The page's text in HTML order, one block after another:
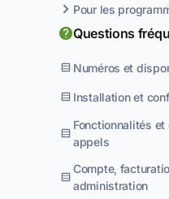
Pour les
Questions
Numéros et
Installation et
Fonctionnalités
appels
Compte,
administration